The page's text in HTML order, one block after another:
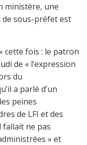
ministère, une
sous-préfet est
cette fois : le patron
de « l’expression
du
a parlé d’un
peines
de LFI et des
fallait ne pas
» et